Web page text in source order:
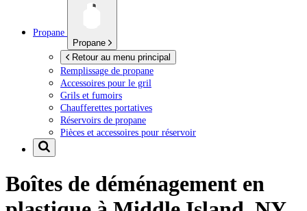
Propane
Propane
Retour au menu principal
Remplissage de propane
Accessoires pour le gril
Grils et fumoirs
Chaufferettes portatives
Réservoirs de propane
Pièces et accessoires pour réservoir
Boîtes de déménagement en